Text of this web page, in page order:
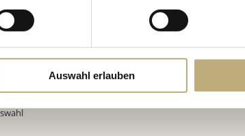
Auswahl erlauben